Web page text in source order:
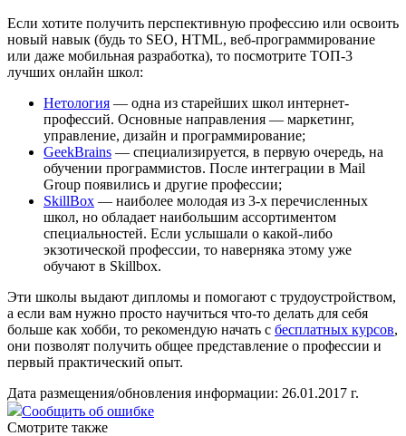
Если хотите получить перспективную профессию или освоить
новый навык (будь то SEO, HTML, веб-программирование
или даже мобильная разработка), то посмотрите ТОП-3
лучших онлайн школ:
Нетология — одна из старейших школ интернет-
профессий. Основные направления — маркетинг,
управление, дизайн и программирование;
GeekBrains — специализируется, в первую очередь, на
обучении программистов. После интеграции в Mail
Group появились и другие профессии;
SkillBox — наиболее молодая из 3-х перечисленных
школ, но обладает наибольшим ассортиментом
специальностей. Если услышали о какой-либо
экзотической профессии, то наверняка этому уже
обучают в Skillbox.
Эти школы выдают дипломы и помогают с трудоустройством,
а если вам нужно просто научиться что-то делать для себя
больше как хобби, то рекомендую начать с бесплатных курсов,
они позволят получить общее представление о профессии и
первый практический опыт.
Дата размещения/обновления информации: 26.01.2017 г.
Сообщить об ошибке
Смотрите также